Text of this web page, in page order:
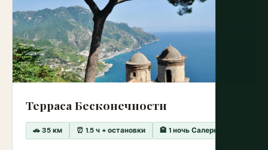
Терраса Бесконечности
🚗 35 км ⏰ 1.5 ч + остановки 🏨 1 ночь Салерно